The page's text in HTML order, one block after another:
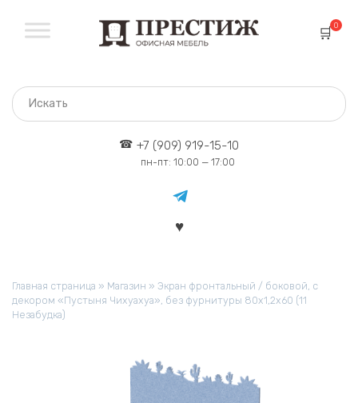
содержанию
0
+7 (909) 919-15-10
пн-пт: 10:00 — 17:00
Главная страница » Магазин » Экран фронтальный / боковой, с
декором «Пустыня Чихуахуа», без фурнитуры 80х1,2х60 (11
Незабудка)